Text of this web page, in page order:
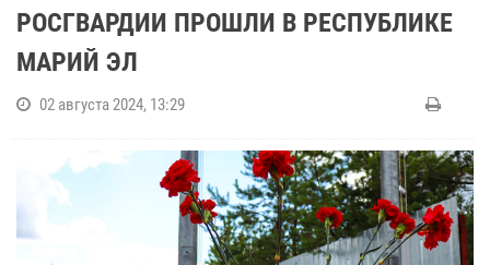
РОСГВАРДИИ ПРОШЛИ В РЕСПУБЛИКЕ
МАРИЙ ЭЛ
02 августа 2024, 13:29